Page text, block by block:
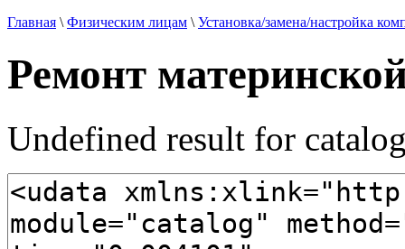
Главная \ Физическим лицам \ Установка/замена/настройка
Ремонт
Undefined result for